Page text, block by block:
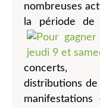
nombreuses
la période de
concerts,
distributions de
manifestations